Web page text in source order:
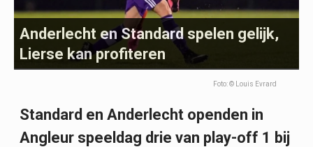
Anderlecht en Standard spelen gelijk,
Lierse kan profiteren
Foto: © Louis Evrard
Standard en Anderlecht openden in
Angleur speeldag drie van play-off 1 bij